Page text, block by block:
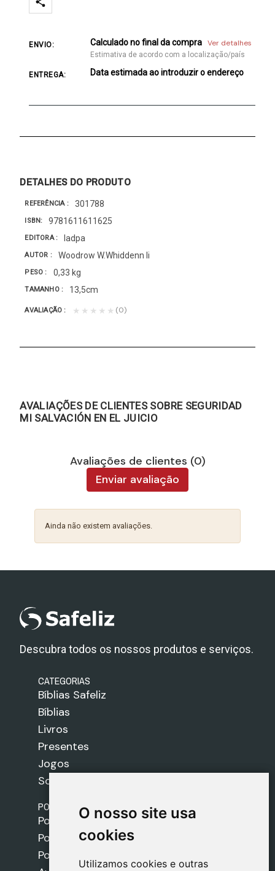
O nosso site usa
cookies
Utilizamos cookies e outras
O nosso site usa
cookies
Utilizamos cookies e outras
ENVIO: Calculado no final da compra Ver detalhes
Estimativa de acordo com a localização/país
ENTREGA: Data estimada ao introduzir o endereço
DETALHES DO PRODUTO
REFERÊNCIA 301788
ISBN 9781611611625
EDITORA Iadpa
AUTOR Woodrow W.Whiddenn Ii
PESO 0,33 kg
TAMANHO 13,5cm
AVALIAÇÃO ★★★★★ (0)
AVALIAÇÕES DE CLIENTES SOBRE SEGURIDAD
MI SALVACIÓN EN EL JUICIO
Avaliações de clientes (0)
Enviar avaliação
Ainda não existem avaliações.
Descubra todos os nossos produtos e serviços.
CATEGORIAS
Bíblias Safeliz
Bíblias
Livros
Presentes
Jogos
Sobre nós
POLÍTICAS
Política de Envios
Política de Cookies
Política de Privacidade